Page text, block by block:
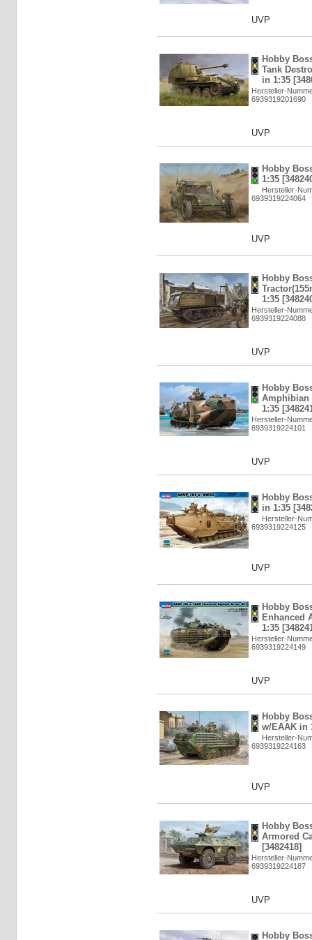
UVP
Hobby
Tank
in 1:35
Hersteller-
6939319201690
UVP
Hobby
1:35
Hersteller-
6939319224064
UVP
Hobby
1:35
Hersteller-
6939319224088
UVP
Hobby
Amphibian
1:35
Hersteller-
6939319224101
UVP
Hobby
in 1:35
Hersteller-
6939319224125
UVP
Hobby
Enhanced
1:35
Hersteller-
6939319224149
UVP
Hobby
w/EAAK in
Hersteller-
6939319224163
UVP
Hobby
Armored
[3482418]
Hersteller-
6939319224187
UVP
Hobby